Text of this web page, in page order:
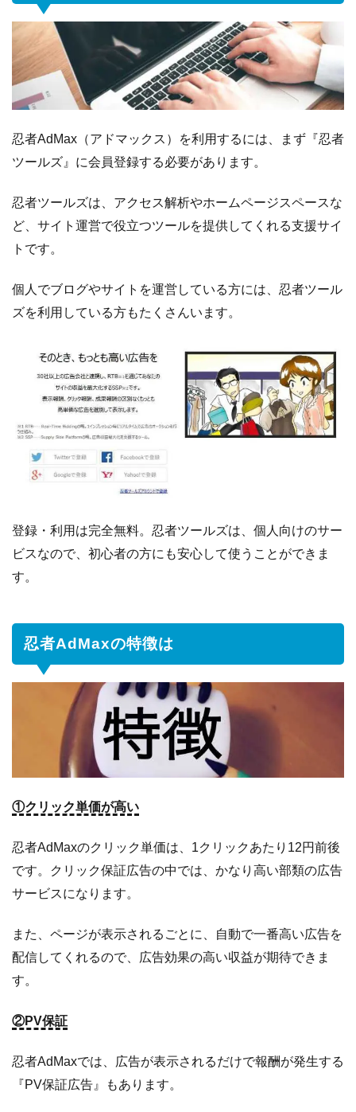
酬
の
受
取
り
法
3.1 PeX
イ
ン
交
換
る
忍者AdMax（アドマックス）を利用するには、まず『忍者
ツールズ』に会員登録する必要があります。
忍者ツールズは、アクセス解析やホームページスペースな
ど、サイト運営で役立つツールを提供してくれる支援サイ
トです。
個人でブログやサイトを運営している方には、忍者ツール
ズを利用している方もたくさんいます。
登録・利用は完全無料。忍者ツールズは、個人向けのサー
ビスなので、初心者の方にも安心して使うことができま
す。
忍者AdMaxの特徴は
①クリック単価が高い
忍者AdMaxのクリック単価は、1クリックあたり12円前後
です。クリック保証広告の中では、かなり高い部類の広告
サービスになります。
また、ページが表示されるごとに、自動で一番高い広告を
配信してくれるので、広告効果の高い収益が期待できま
す。
②PV保証
忍者AdMaxでは、広告が表示されるだけで報酬が発生する
『PV保証広告』もあります。